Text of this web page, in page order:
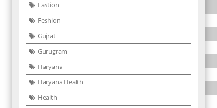
Fastion
Feshion
Gujrat
Gurugram
Haryana
Haryana Health
Health